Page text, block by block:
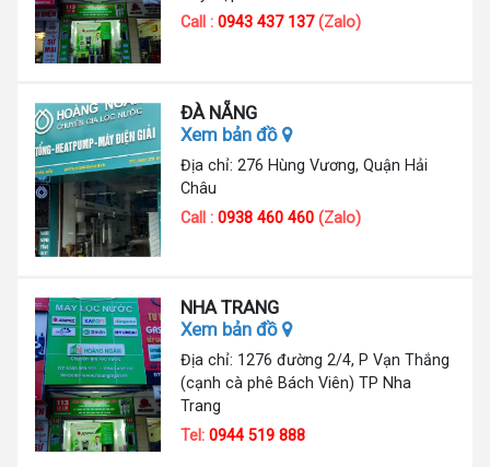
Call :0943 437 137(Zalo)
ĐÀ NẴNG
Xem bản đồ
Địa chỉ: 276 Hùng Vương, Quận Hải
Châu
Call :0938 460 460 (Zalo)
NHA TRANG
Xem bản đồ
Địa chỉ: 1276 đường 2/4, P Vạn Thắng
(cạnh cà phê Bách Viên) TP Nha
Trang
Tel:0944 519 888